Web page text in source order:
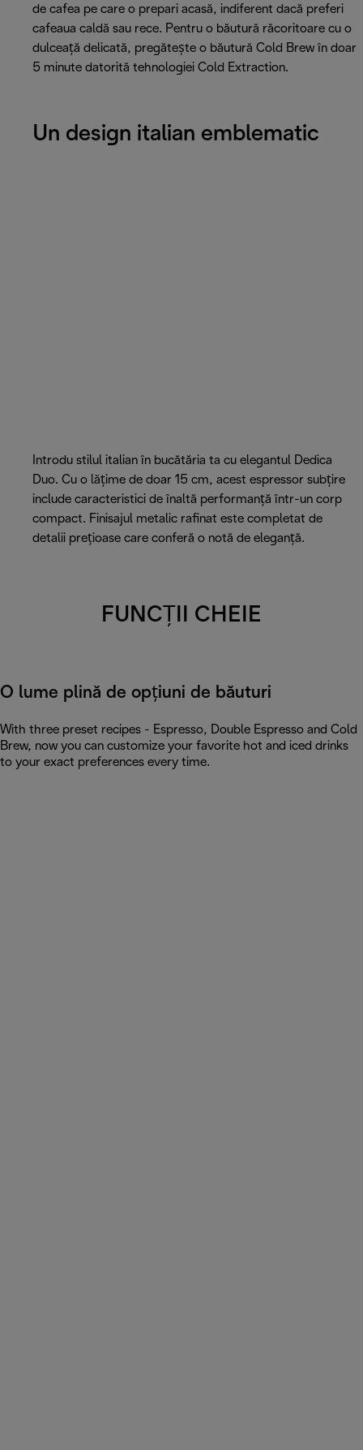
de cafea pe care o prepari acasă, indiferent dacă preferi
cafeaua caldă sau rece. Pentru o băutură răcoritoare cu o
dulceață delicată, pregătește o băutură Cold Brew în doar
5 minute datorită tehnologiei Cold Extraction.
Un design italian emblematic
Introdu stilul italian în bucătăria ta cu elegantul Dedica
Duo. Cu o lățime de doar 15 cm, acest espressor subțire
include caracteristici de înaltă performanță într-un corp
compact. Finisajul metalic rafinat este completat de
detalii prețioase care conferă o notă de eleganță.
FUNCȚII CHEIE
O lume plină de opțiuni de băuturi
With three preset recipes - Espresso, Double Espresso and Cold
Brew, now you can customize your favorite hot and iced drinks
to your exact preferences every time.